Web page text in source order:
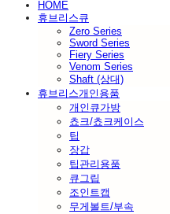
HOME
휴브리스큐
Zero Series
Sword Series
Fiery Series
Venom Series
Shaft (상대)
휴브리스개인용품
개인큐가방
쵸크/쵸크케이스
팁
장갑
팁관리용품
큐그립
조인트캡
무게볼트/부속